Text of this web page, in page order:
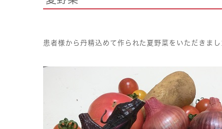
患者様から丹精込めて作られた夏野菜をいただきま